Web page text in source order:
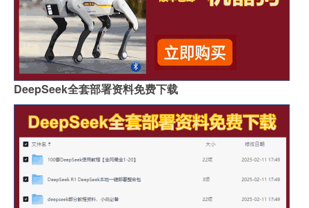
DeepSeek全套部署资料免费下载